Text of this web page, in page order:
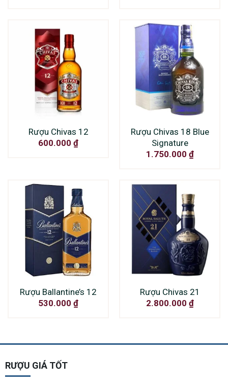
Rượu Chivas 12
600.000 ₫
Rượu Chivas 18 Blue
Signature
1.750.000 ₫
Rượu Ballantine’s 12
530.000 ₫
Rượu Chivas 21
2.800.000 ₫
RƯỢU GIÁ TỐT